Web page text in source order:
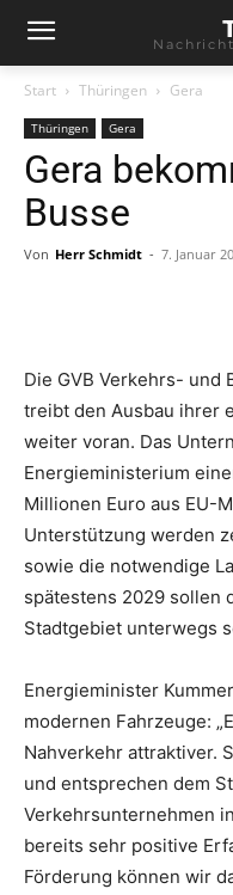
Start Thüringen Gera
Thüringen Gera
Gera
Busse
Von Herr Schmidt - 7. Januar
Die GVB Verkehrs- und
treibt den Ausbau ihrer
weiter voran. Das
Energieministerium
Millionen Euro aus EU-
Unterstützung werden
sowie die notwendige
spätestens 2029 sollen
Stadtgebiet unterwegs
Energieminister
modernen Fahrzeuge:
Nahverkehr attraktiver.
und entsprechen dem
Verkehrsunternehmen
bereits sehr positive
Förderung können wir